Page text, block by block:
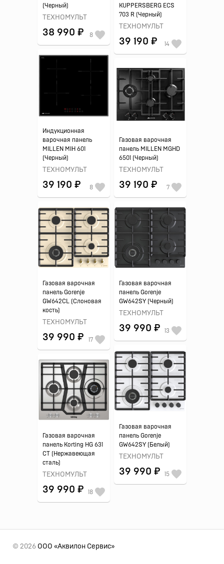
(Черный)
ТЕХНОМУЛЬТ
38 990 ₽ 8
KUPPERSBERG ECS
703 R (Черный)
ТЕХНОМУЛЬТ
39 190 ₽ 14
Индукционная
варочная панель
MILLEN MIH 601
(Черный)
ТЕХНОМУЛЬТ
39 190 ₽ 8
Газовая варочная
панель MILLEN MGHD
6501 (Черный)
ТЕХНОМУЛЬТ
39 190 ₽ 7
Газовая варочная
панель Gorenje
GW642CL (Слоновая
кость)
ТЕХНОМУЛЬТ
39 990 ₽ 17
Газовая варочная
панель Gorenje
GW642SY (Черный)
ТЕХНОМУЛЬТ
39 990 ₽ 13
Газовая варочная
панель Gorenje
GW642SY (Белый)
ТЕХНОМУЛЬТ
39 990 ₽ 15
Газовая варочная
панель Korting HG 631
CT (Нержавеющая
сталь)
ТЕХНОМУЛЬТ
39 990 ₽ 18
© 2026 ООО «Аквилон Сервис»